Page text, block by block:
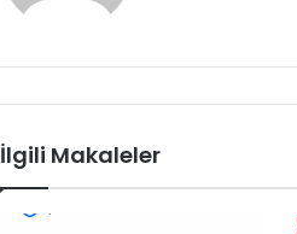
İlgili Makaleler